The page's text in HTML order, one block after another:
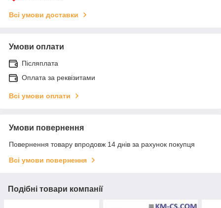
Всі умови доставки
Умови оплати
Післяплата
Оплата за реквізитами
Всі умови оплати
Умови повернення
Повернення товару впродовж 14 днів за рахунок покупця
Всі умови повернення
Подібні товари компанії